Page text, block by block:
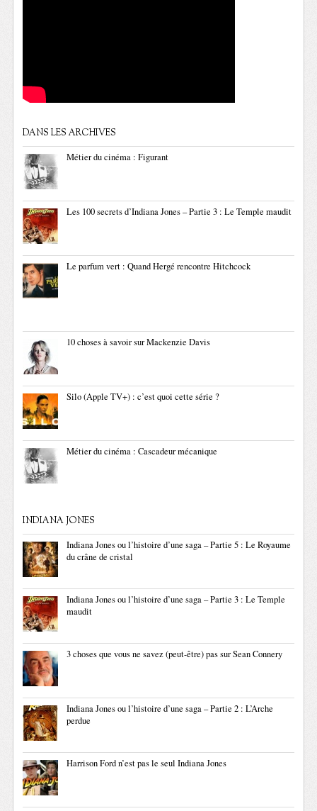
DANS LES ARCHIVES
Métier du cinéma : Figurant
Les 100 secrets d’Indiana Jones – Partie 3 : Le Temple maudit
Le parfum vert : Quand Hergé rencontre Hitchcock
10 choses à savoir sur Mackenzie Davis
Silo (Apple TV+) : c’est quoi cette série ?
Métier du cinéma : Cascadeur mécanique
INDIANA JONES
Indiana Jones ou l’histoire d’une saga – Partie 5 : Le Royaume
du crâne de cristal
Indiana Jones ou l’histoire d’une saga – Partie 3 : Le Temple
maudit
3 choses que vous ne savez (peut-être) pas sur Sean Connery
Indiana Jones ou l’histoire d’une saga – Partie 2 : L’Arche
perdue
Harrison Ford n’est pas le seul Indiana Jones